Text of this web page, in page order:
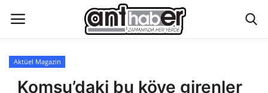
Künye
Aktüel Magazin
Komşu’daki bu köye girenler